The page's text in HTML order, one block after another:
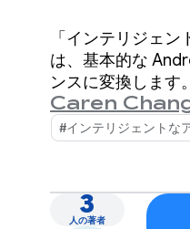
「インテリジェ
は、基本的な
ンスに変換します
介しました。
Caren
#インテリジェントな
3
人の著者